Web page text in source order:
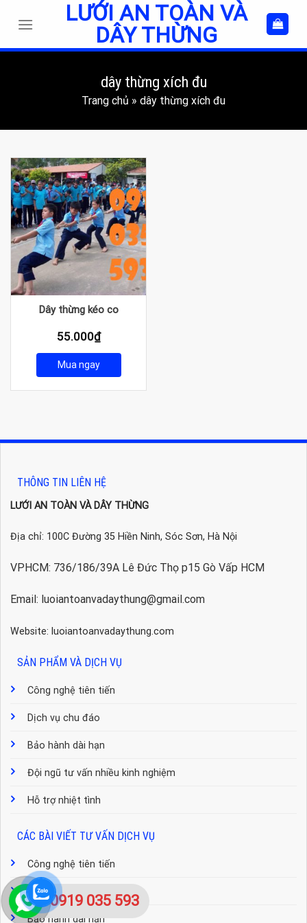
LƯỚI AN TOÀN VÀ
DÂY THỪNG
dây thừng xích đu
Trang chủ » dây thừng xích đu
Dây thừng kéo co
55.000₫
Mua ngay
THÔNG TIN LIÊN HỆ
LƯỚI AN TOÀN VÀ DÂY THỪNG
Địa chỉ: 100C Đường 35 Hiền Ninh, Sóc Sơn, Hà Nội
VPHCM: 736/186/39A Lê Đức Thọ p15 Gò Vấp HCM
Email: luoiantoanvadaythung@gmail.com
Website: luoiantoanvadaythung.com
SẢN PHẨM VÀ DỊCH VỤ
Công nghệ tiên tiến
Dịch vụ chu đáo
Bảo hành dài hạn
Đội ngũ tư vấn nhiều kinh nghiệm
Hỗ trợ nhiệt tình
CÁC BÀI VIẾT TƯ VẤN DỊCH VỤ
Công nghệ tiên tiến
Dịch vụ chu đáo
Bảo hành dài hạn
0919 035 593